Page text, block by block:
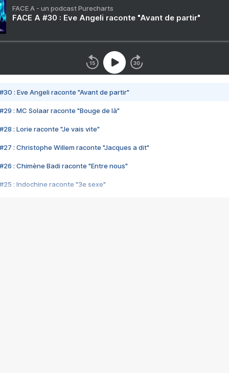
FACE A - un podcast Purecharts
FACE A #30 : Eve Angeli raconte "Avant de partir"
#30 : Eve Angeli raconte "Avant de partir"
#29 : MC Solaar raconte "Bouge de là"
#28 : Lorie raconte "Je vais vite"
#27 : Christophe Willem raconte "Jacques a dit"
#26 : Chimène Badi raconte "Entre nous"
#25 : Indochine raconte "3e sexe"